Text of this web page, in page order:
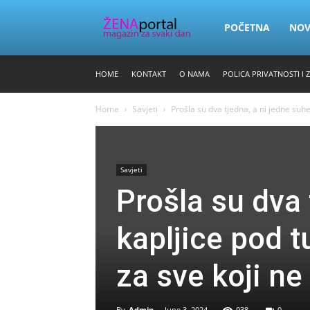
Zena
POČETNA
HOME KONTAKT O NAMA POLICA PRIVATNOSTI I
Home Savjeti Prošla su dva tjedna, a ni jedne
Savjeti
Prošla su
kapljice pod
za sve koji